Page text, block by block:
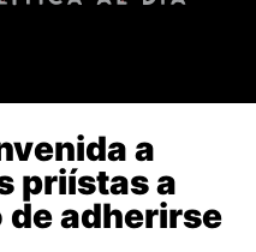
a
priístas a
de adherirse